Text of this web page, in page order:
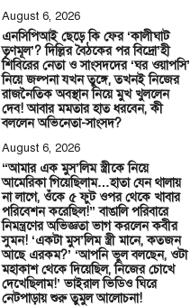
August 6, 2026
এনসিপিআই ছেড়ে কি ফের ‘কালীঘাট
তৃণমূল’? দিল্লির বৈঠকের পর বিদ্রো’হী
শিবিরের নেতা ও সাংসদদের ‘ঘর ওয়াপসি’
নিয়ে জল্পনা যখন তুঙ্গে, তখনই নিজের
রাজনৈতিক অবস্থান নিয়ে মুখ খুললেন
দেব! আবার মমতার হাত ধরবেন, কী
বললেন অভিনেতা-সাংসদ?
August 6, 2026
“আমার এক মুস’লিম স্ত্রীকে নিয়ে
আমেরিকা গিয়েছিলাম…হাতা যেন থালায়
না লাগে, ওঁকে ৫ ফুট ওপর থেকে খাবার
পরিবেশন করেছিল!” বাঙালি পরিবারে
নিমন্ত্রণের অভিজ্ঞতা ভাগ করলেন কবীর
সুমন! ‘একটা মুস’লিম স্ত্রী মানে, কতজন
আছে এরকম?’ ‘আপনি ভুল বলছেন, ওটা
মহাকাশ থেকে দিয়েছিল, নিজের চোখে
দেখেছিলাম!’ ভাইরাল ভিডিও ঘিরে
নেটপাড়ায় শুরু তুমুল আলোচনা!